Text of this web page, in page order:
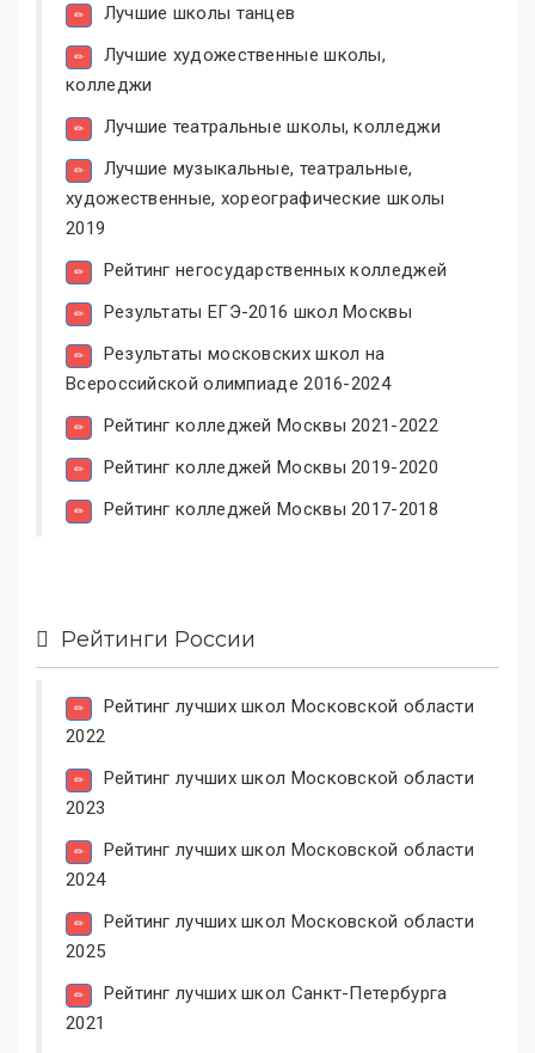
Лучшие школы танцев
Лучшие художественные школы,
колледжи
Лучшие театральные школы, колледжи
Лучшие музыкальные, театральные,
художественные, хореографические школы
2019
Рейтинг негосударственных колледжей
Результаты ЕГЭ-2016 школ Москвы
Результаты московских школ на
Всероссийской олимпиаде 2016-2024
Рейтинг колледжей Москвы 2021-2022
Рейтинг колледжей Москвы 2019-2020
Рейтинг колледжей Москвы 2017-2018
Рейтинги России
Рейтинг лучших школ Московской области
2022
Рейтинг лучших школ Московской области
2023
Рейтинг лучших школ Московской области
2024
Рейтинг лучших школ Московской области
2025
Рейтинг лучших школ Санкт-Петербурга
2021